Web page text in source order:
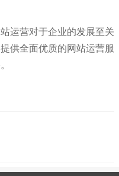
运营对于企业的发展至关
供全面优质的网站运营服